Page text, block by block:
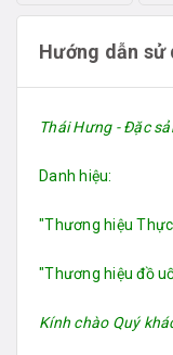
Hướng dẫn sử
Thái Hưng - Đặc
Danh hiệu:
"Thương hiệu
"Thương hiệu đồ
Kính chào Quý